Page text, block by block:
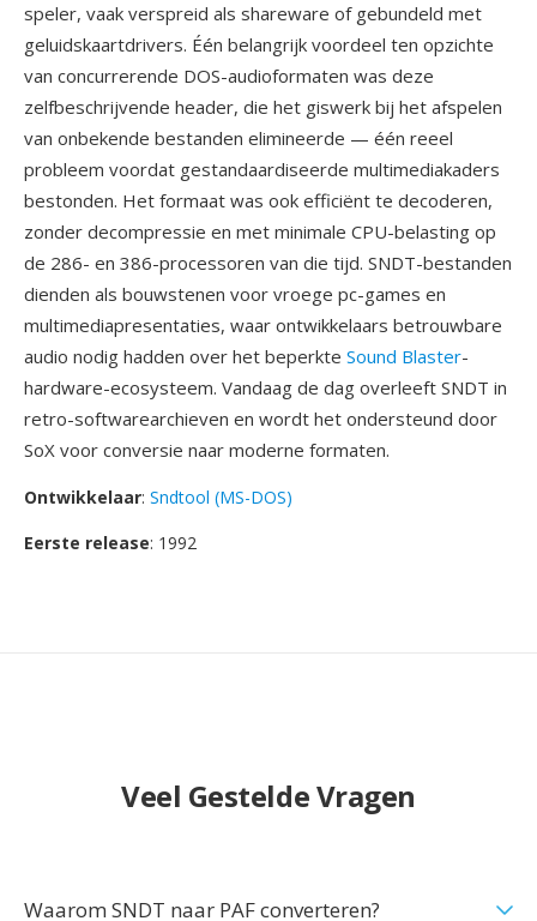
speler, vaak verspreid als shareware of gebundeld met
geluidskaartdrivers. Één belangrijk voordeel ten opzichte
van concurrerende DOS-audioformaten was deze
zelfbeschrijvende header, die het giswerk bij het afspelen
van onbekende bestanden elimineerde — één reeel
probleem voordat gestandaardiseerde multimediakaders
bestonden. Het formaat was ook efficiënt te decoderen,
zonder decompressie en met minimale CPU-belasting op
de 286- en 386-processoren van die tijd. SNDT-bestanden
dienden als bouwstenen voor vroege pc-games en
multimediapresentaties, waar ontwikkelaars betrouwbare
audio nodig hadden over het beperkte Sound Blaster-
hardware-ecosysteem. Vandaag de dag overleeft SNDT in
retro-softwarearchieven en wordt het ondersteund door
SoX voor conversie naar moderne formaten.
Ontwikkelaar: Sndtool (MS-DOS)
Eerste release: 1992
Veel Gestelde Vragen
Waarom SNDT naar PAF converteren?